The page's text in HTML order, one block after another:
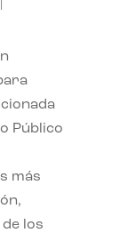
Público
más
los